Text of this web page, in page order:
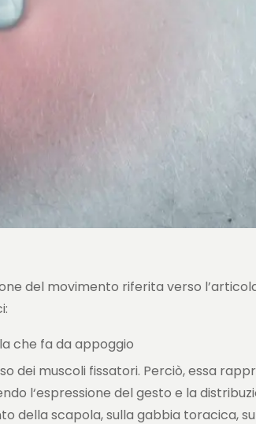
del movimento riferita verso
che fa da appoggio
dei muscoli fissatori. Perciò, essa
l‘espressione del gesto e la
della scapola, sulla gabbia toracica,